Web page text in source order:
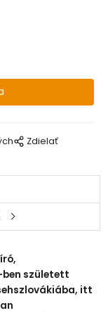
Zdielať
ben született
itt